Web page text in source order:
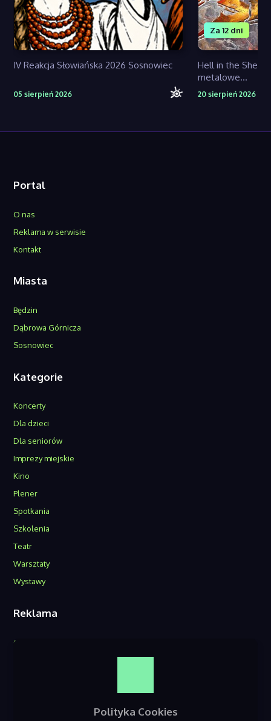
IV Reakcja Słowiańska 2026 Sosnowiec
05 sierpień 2026
Hell in the Shell
metalowe...
Za 12 dni
20 sierpień 2026
Portal
O nas
Reklama w serwisie
Kontakt
Miasta
Będzin
Dąbrowa Górnicza
Sosnowiec
Kategorie
Koncerty
Dla dzieci
Dla seniorów
Imprezy miejskie
Kino
Plener
Spotkania
Szkolenia
Teatr
Warsztaty
Wystawy
Reklama
O nas
Polityka Cookies